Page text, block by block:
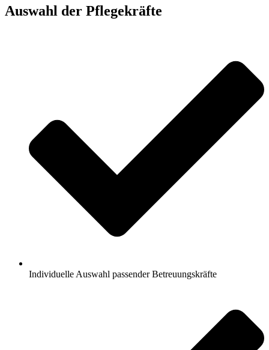
Auswahl der Pflegekräfte
Individuelle Auswahl passender Betreuungskräfte